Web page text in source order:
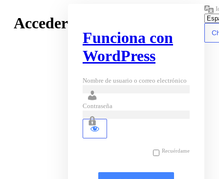
Acceder
Funciona con
WordPress
Nombre de usuario o correo electrónico
Contraseña
Recuérdame